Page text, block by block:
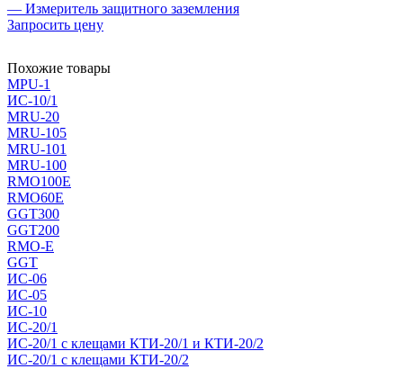
— Измеритель защитного заземления
Запросить цену
Похожие товары
MPU-1
ИС-10/1
MRU-20
MRU-105
MRU-101
MRU-100
RMO100E
RMO60E
GGT300
GGT200
RMO-E
GGT
ИС-06
ИС-05
ИС-10
ИС-20/1
ИС-20/1 с клещами КТИ-20/1 и КТИ-20/2
ИС-20/1 с клещами КТИ-20/2